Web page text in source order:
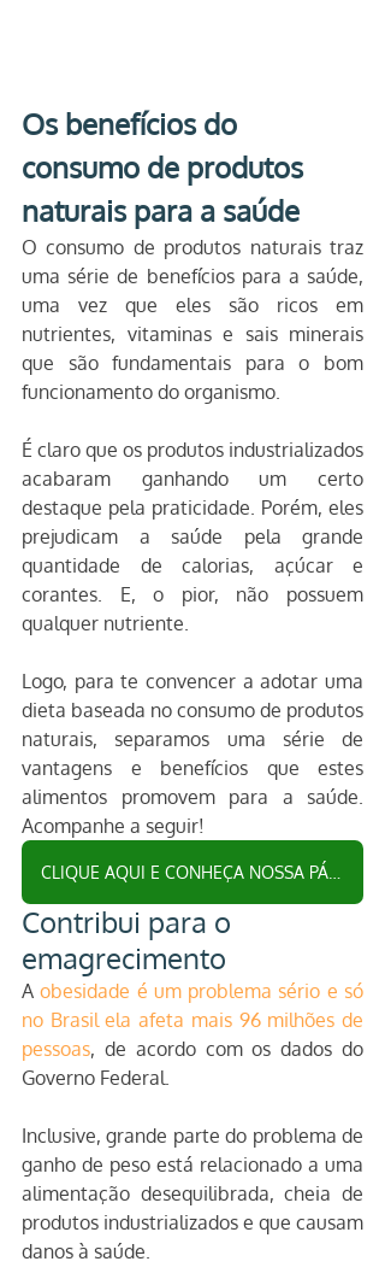
Os benefícios do
consumo de produtos
naturais para a saúde
O consumo de produtos naturais traz
uma série de benefícios para a saúde,
uma vez que eles são ricos em
nutrientes, vitaminas e sais minerais
que são fundamentais para o bom
funcionamento do organismo.
É claro que os produtos industrializados
acabaram ganhando um certo
destaque pela praticidade. Porém, eles
prejudicam a saúde pela grande
quantidade de calorias, açúcar e
corantes. E, o pior, não possuem
qualquer nutriente.
Logo, para te convencer a adotar uma
dieta baseada no consumo de produtos
naturais, separamos uma série de
vantagens e benefícios que estes
alimentos promovem para a saúde.
Acompanhe a seguir!
Contribui para o
emagrecimento
A obesidade é um problema sério e só
no Brasil ela afeta mais 96 milhões de
pessoas, de acordo com os dados do
Governo Federal.
Inclusive, grande parte do problema de
ganho de peso está relacionado a uma
alimentação desequilibrada, cheia de
produtos industrializados e que causam
danos à saúde.